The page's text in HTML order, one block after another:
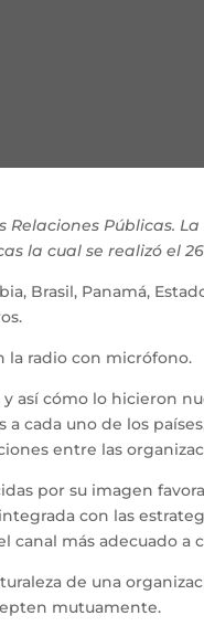
Públicas.
la cual se realizó el
Brasil, Panamá,
así cómo lo hicieron
cada uno de los
entre las
por su imagen
con las
más adecuado a
de una
mutuamente.